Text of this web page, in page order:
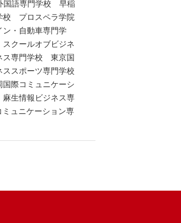
国語専門学校 早稲
校 プロスペラ学院
・自動車専門学
クールオブビジネ
ス専門学校 東京国
スポーツ専門学校
際コミュニケーシ
生情報ビジネス専
ュニケーション専